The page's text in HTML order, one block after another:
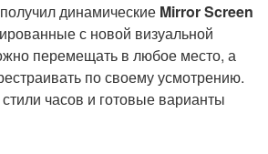
динамические Mirror Screen
с новой визуальной
перемещать в любое место, а
по своему усмотрению.
часов и готовые варианты